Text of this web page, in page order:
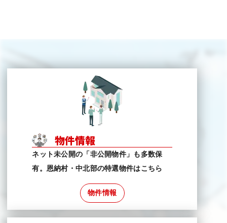
物件情報
ネット未公開の「非公開物件」も多数保
有。恩納村・中北部の特選物件はこちら
物件情報